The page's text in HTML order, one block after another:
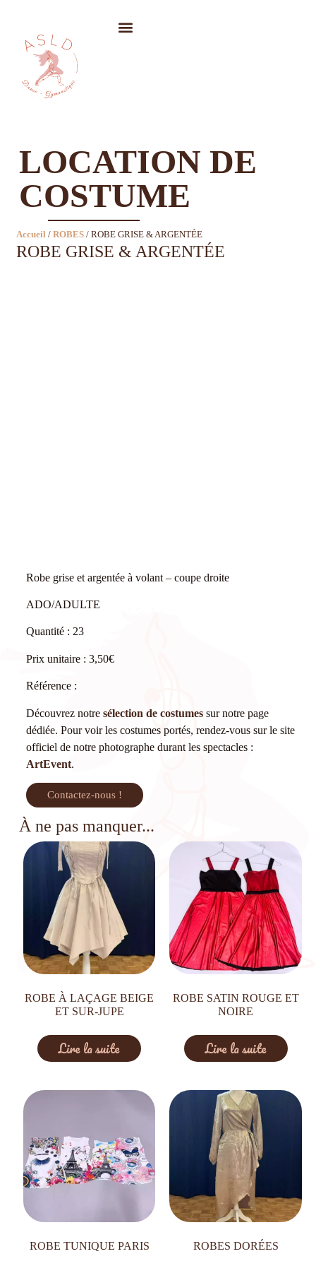
LOCATION DE
COSTUME
Accueil / ROBES / ROBE GRISE & ARGENTÉE
ROBE GRISE & ARGENTÉE
Robe grise et argentée à volant – coupe droite
ADO/ADULTE
Quantité : 23
Prix unitaire : 3,50€
Référence :
Découvrez notre sélection de costumessur notre page
dédiée. Pour voir les costumes portés, rendez-vous sur le site
officiel de notre photographe durant les spectacles :
ArtEvent.
Contactez-nous !
À ne pas manquer...
ROBE À LAÇAGE BEIGE
ET SUR-JUPE
Lire la suite
ROBE SATIN ROUGE ET
NOIRE
Lire la suite
ROBE TUNIQUE PARIS ROBES DORÉES